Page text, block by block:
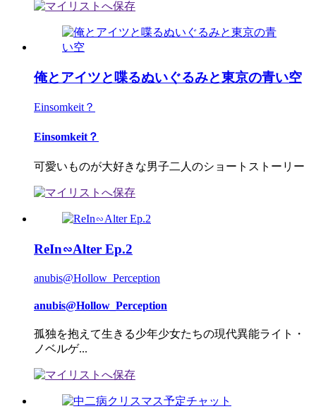
俺とアイツと喋るぬいぐるみと東京の青い空
Einsomkeit？
Einsomkeit？
可愛いものが大好きな男子二人のショートストーリー
ReIn∽Alter Ep.2
anubis@Hollow_Perception
anubis@Hollow_Perception
孤独を抱えて生きる少年少女たちの現代異能ライト・
ノベルゲ...